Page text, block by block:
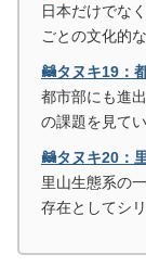
日本だけでな
ごとの文化的
🦝タヌキ19：
都市部にも進
の課題を見てい
🦝タヌキ20：
里山生態系の
存在としてシ